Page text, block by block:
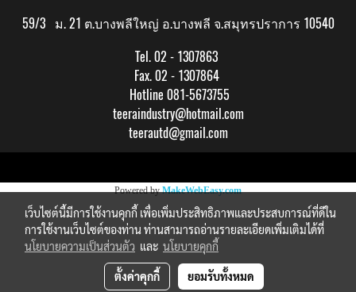
59/3 ม. 21 ต.บางพลีใหญ่ อ.บางพลี จ.สมุทรปราการ 10540
Tel. 02 - 1307863
Fax. 02 - 1307864
Hotline 081-5673755
teeraindustry@hotmail.com
teerautd@gmail.com
Powered byMakeWebEasy.com
เว็บไซต์นี้มีการใช้งานคุกกี้ เพื่อเพิ่มประสิทธิภาพและประสบการณ์ที่ดีใน
การใช้งานเว็บไซต์ของท่าน ท่านสามารถอ่านรายละเอียดเพิ่มเติมได้ที่
นโยบายความเป็นส่วนตัว และ นโยบายคุกกี้
ตั้งค่าคุกกี้ ยอมรับทั้งหมด